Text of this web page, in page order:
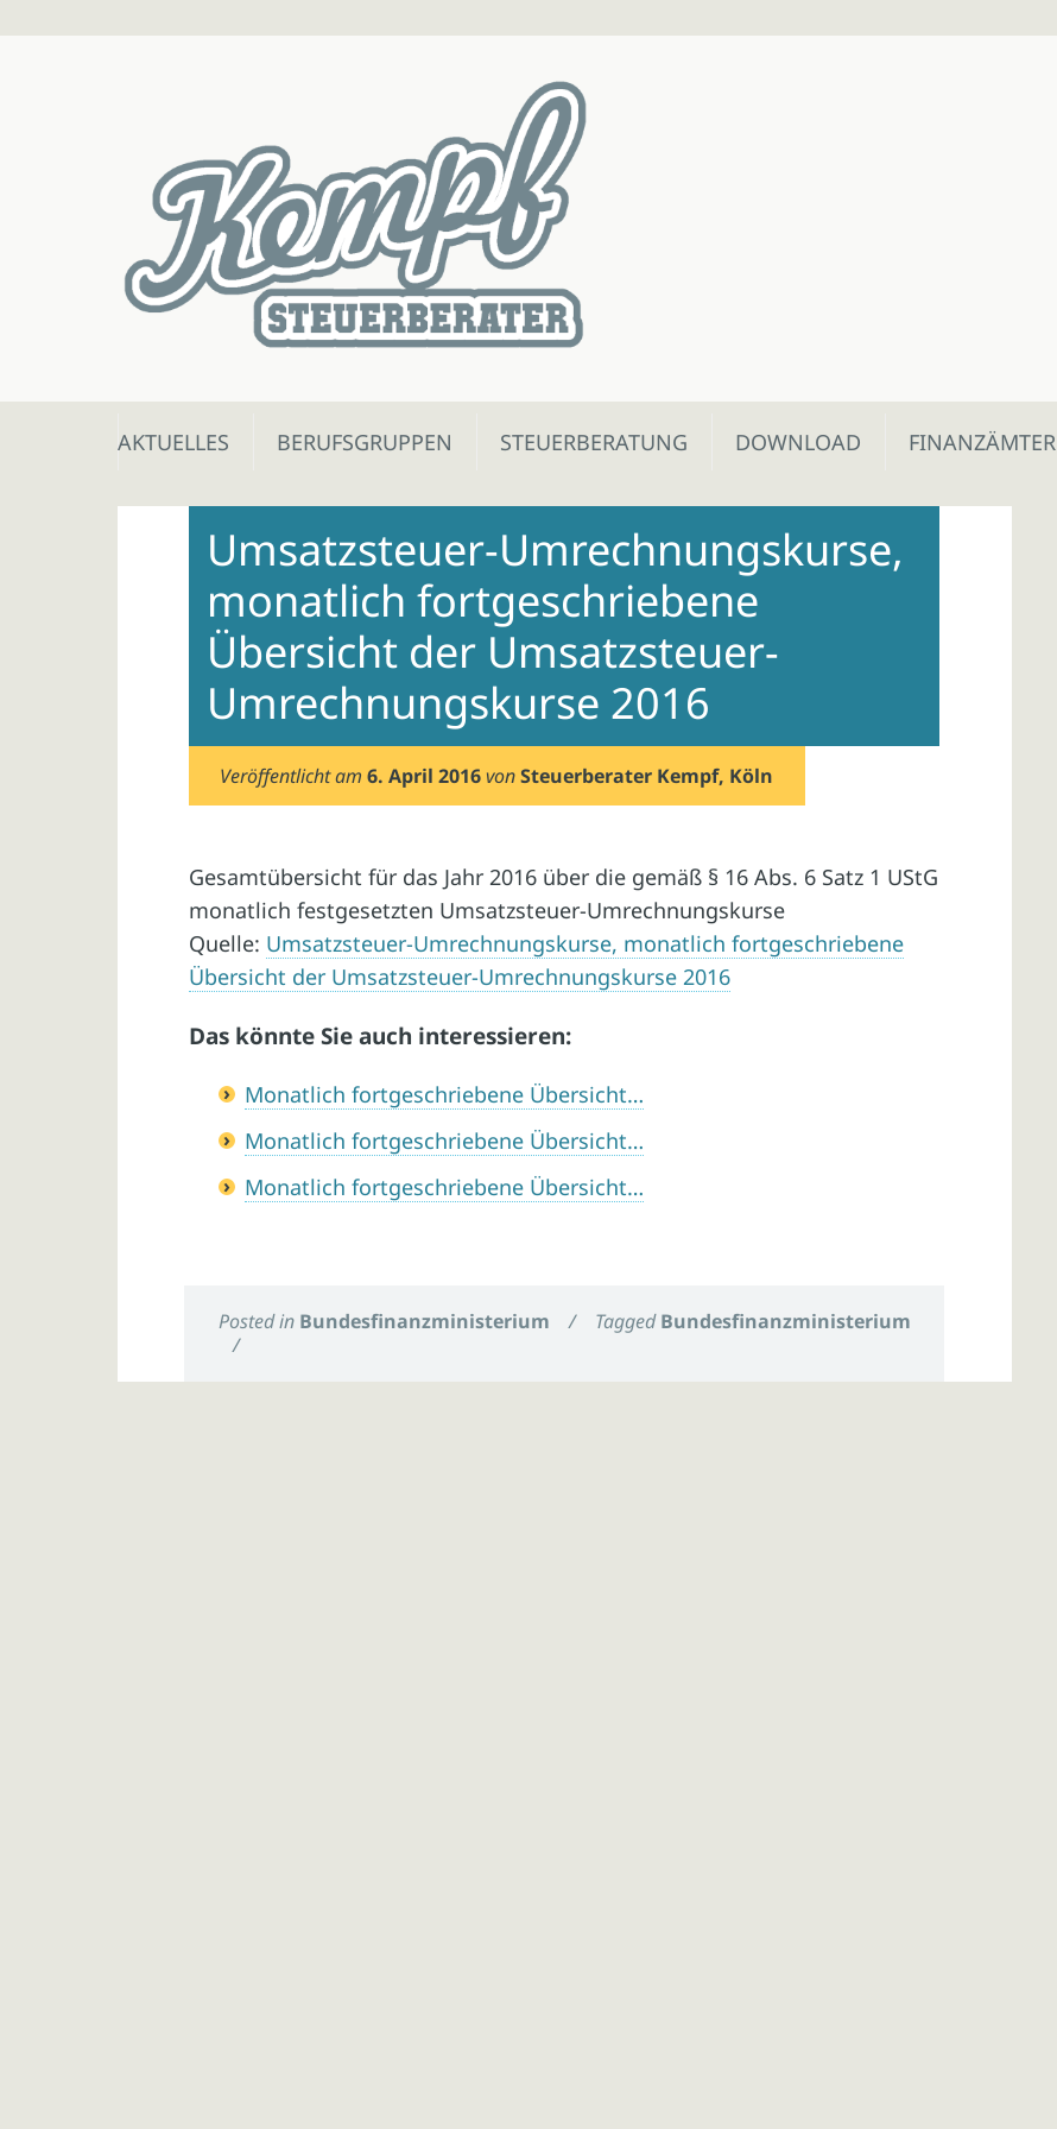
Skip
AKTUELLES BERUFSGRUPPEN STEUERBERATUNG DOWNLOAD FINANZÄMTER
Umsatzsteuer-Umrechnungskurse,
monatlich fortgeschriebene
Übersicht der Umsatzsteuer-
Umrechnungskurse 2016
Veröffentlicht am6. April 2016 vonSteuerberater Kempf, Köln
Gesamtübersicht für das Jahr 2016 über die gemäß § 16 Abs. 6 Satz 1 UStG
monatlich festgesetzten Umsatzsteuer-Umrechnungskurse
Quelle: Umsatzsteuer-Umrechnungskurse, monatlich fortgeschriebene
Übersicht der Umsatzsteuer-Umrechnungskurse 2016
Das könnte Sie auch interessieren:
Monatlich fortgeschriebene Übersicht…
Monatlich fortgeschriebene Übersicht…
Monatlich fortgeschriebene Übersicht…
Posted in Bundesfinanzministerium / TaggedBundesfinanzministerium
/